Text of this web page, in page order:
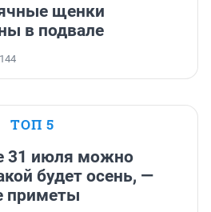
щенки
в подвале
144
ТОП 5
31 июля можно
будет осень, —
приметы